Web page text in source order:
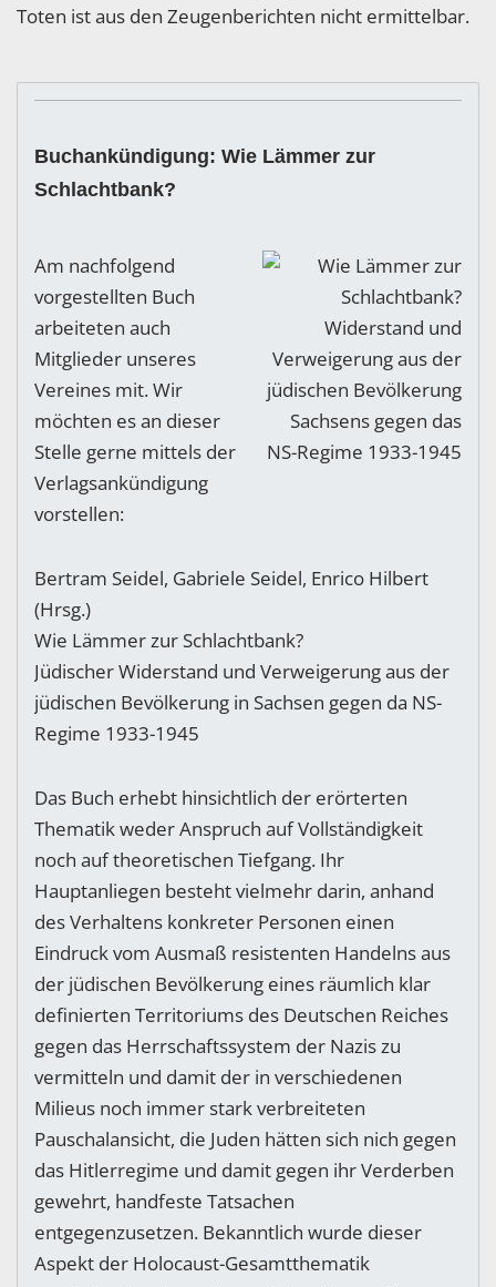
Toten ist aus den Zeugenberichten nicht ermittelbar.
Buchankündigung: Wie Lämmer zur
Schlachtbank?
Am nachfolgend
vorgestellten Buch
arbeiteten auch
Mitglieder unseres
Vereines mit. Wir
möchten es an dieser
Stelle gerne mittels der
Verlagsankündigung
vorstellen:
Bertram Seidel, Gabriele Seidel, Enrico Hilbert
(Hrsg.)
Wie Lämmer zur Schlachtbank?
Jüdischer Widerstand und Verweigerung aus der
jüdischen Bevölkerung in Sachsen gegen da NS-
Regime 1933-1945
Das Buch erhebt hinsichtlich der erörterten
Thematik weder Anspruch auf Vollständigkeit
noch auf theoretischen Tiefgang. Ihr
Hauptanliegen besteht vielmehr darin, anhand
des Verhaltens konkreter Personen einen
Eindruck vom Ausmaß resistenten Handelns aus
der jüdischen Bevölkerung eines räumlich klar
definierten Territoriums des Deutschen Reiches
gegen das Herrschaftssystem der Nazis zu
vermitteln und damit der in verschiedenen
Milieus noch immer stark verbreiteten
Pauschalansicht, die Juden hätten sich nich gegen
das Hitlerregime und damit gegen ihr Verderben
gewehrt, handfeste Tatsachen
entgegenzusetzen. Bekanntlich wurde dieser
Aspekt der Holocaust-Gesamtthematik